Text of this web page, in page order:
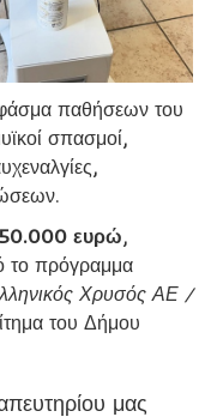
παθήσεων του
σπασμοί,
50.000 ευρώ,
το πρόγραμμα
Χρυσός ΑΕ /
του Δήμου
μας